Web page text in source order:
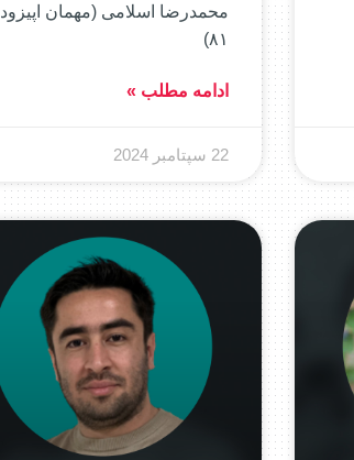
محمدرضا اسلامی (مهمان اپیزود
۸۱)
ادامه مطلب »
22 سپتامبر 2024